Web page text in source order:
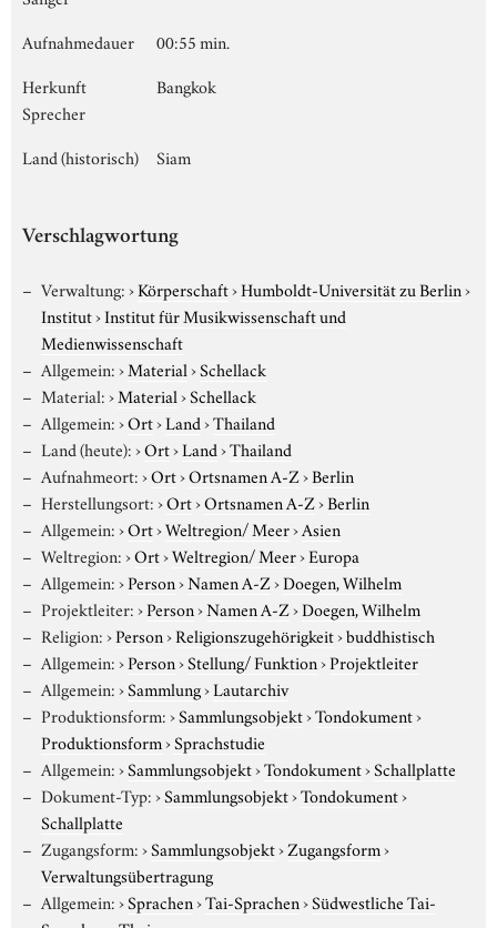
Aufnahmedauer
00:55 min.
Herkunft
Sprecher
Bangkok
Land (historisch) Siam
Verschlagwortung
Verwaltung:›Körperschaft›Humboldt-Universität zu Berlin›
Institut›Institut für Musikwissenschaft und
Medienwissenschaft
Allgemein:›Material›Schellack
Material:›Material›Schellack
Allgemein:›Ort›Land›Thailand
Land (heute):›Ort›Land›Thailand
Aufnahmeort:›Ort›Ortsnamen A-Z›Berlin
Herstellungsort:›Ort›Ortsnamen A-Z›Berlin
Allgemein:›Ort›Weltregion/ Meer›Asien
Weltregion:›Ort›Weltregion/ Meer›Europa
Allgemein:›Person›Namen A-Z›Doegen, Wilhelm
Projektleiter:›Person›Namen A-Z›Doegen, Wilhelm
Religion:›Person›Religionszugehörigkeit›buddhistisch
Allgemein:›Person›Stellung/ Funktion›Projektleiter
Allgemein:›Sammlung›Lautarchiv
Produktionsform:›Sammlungsobjekt›Tondokument›
Produktionsform›Sprachstudie
Allgemein:›Sammlungsobjekt›Tondokument›Schallplatte
Dokument-Typ:›Sammlungsobjekt›Tondokument›
Schallplatte
Zugangsform:›Sammlungsobjekt›Zugangsform›
Verwaltungsübertragung
Allgemein:›Sprachen›Tai-Sprachen›Südwestliche Tai-